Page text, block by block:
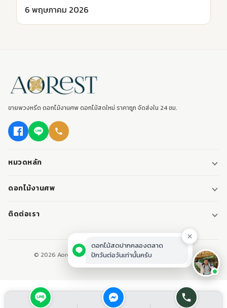
6 พฤษภาคม 2026
ขายพวงหรีด ดอกไม้งานศพ ดอกไม้สดใหม่ ราคาถูก จัดส่งใน 24 ชม.
หมวดหลัก
พวงหรีดมาลา
หรีดหนังสือ
ดอกไม้งานศพ
ติดต่อเรา
ปากคลองตลาด เขตพระนคร กทม.
© 2026 Aorest. ขายพวงหรีด ดอกไม้งานศพ ปากคลองตลาด.